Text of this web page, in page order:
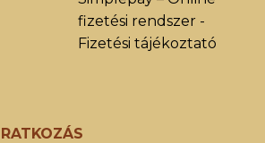
fizetési rendszer -
Fizetési tájékoztató